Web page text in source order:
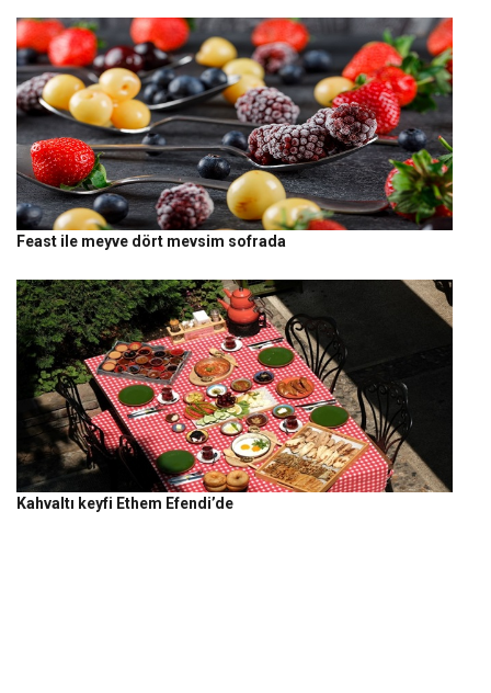
Feast ile meyve dört mevsim sofrada
Kahvaltı keyfi Ethem Efendi’de